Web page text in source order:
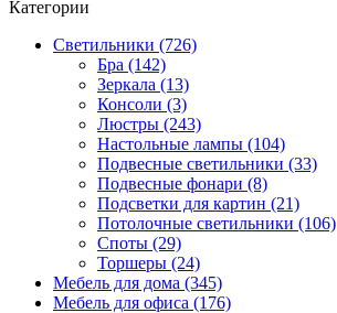
Категории
Светильники (726)
Бра (142)
Зеркала (13)
Консоли (3)
Люстры (243)
Настольные лампы (104)
Подвесные светильники (33)
Подвесные фонари (8)
Подсветки для картин (21)
Потолочные светильники (106)
Споты (29)
Торшеры (24)
Мебель для дома (345)
Мебель для офиса (176)